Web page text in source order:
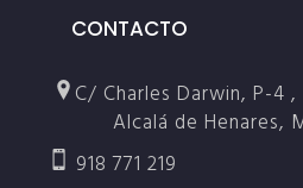
CONTACTO
C/ Charles Darwin, P-4
Alcalá de Henares,
918 771 219